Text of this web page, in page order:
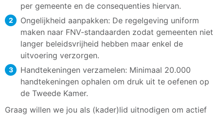
per gemeente en de consequenties hiervan.
Ongelijkheid aanpakken: De regelgeving uniform
maken naar FNV-standaarden zodat gemeenten niet
langer beleidsvrijheid hebben maar enkel de
uitvoering verzorgen.
Handtekeningen verzamelen: Minimaal 20.000
handtekeningen ophalen om druk uit te oefenen op
de Tweede Kamer.
Graag willen we jou als (kader)lid uitnodigen om actief